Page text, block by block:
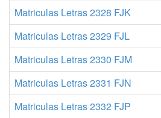
Matriculas Letras 2328 FJK
Matriculas Letras 2329 FJL
Matriculas Letras 2330 FJM
Matriculas Letras 2331 FJN
Matriculas Letras 2332 FJP